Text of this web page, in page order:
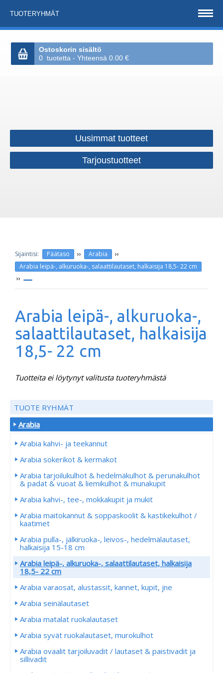
TUOTERYHMÄT
Ostoskorin sisältö
0 tuotetta - Yhteensä 0.00 €
Uusimmat tuotteet
Tarjoustuotteet
Päätaso ›› Arabia ››
Arabia leipä-, alkuruoka-, salaattilautaset, halkaisija 18,5- 22 cm
››
Arabia leipä-, alkuruoka-,
salaattilautaset, halkaisija
18,5- 22 cm
Tuotteita ei löytynyt valitusta tuoteryhmästä
TUOTE RYHMÄT
Arabia
Arabia kahvi- ja teekannut
Arabia sokerikot & kermakot
Arabia tarjoilukulhot & hedelmäkulhot & perunakulhot
& padat & vuoat & liemikulhot & munakupit
Arabia kahvi-, tee-, mokkakupit ja mukit
Arabia maitokannut & soppaskoolit & kastikekulhot /
kaatimet
Arabia pulla-, jälkiruoka-, leivos-, hedelmälautaset,
halkaisija 15-18 cm
Arabia leipä-, alkuruoka-, salaattilautaset, halkaisija
18,5- 22 cm
Arabia varaosat, alustassit, kannet, kupit, jne
Arabia seinälautaset
Arabia matalat ruokalautaset
Arabia syvät ruokalautaset, murokulhot
Arabia ovaalit tarjoiluvadit / lautaset & paistivadit ja
sillivadit